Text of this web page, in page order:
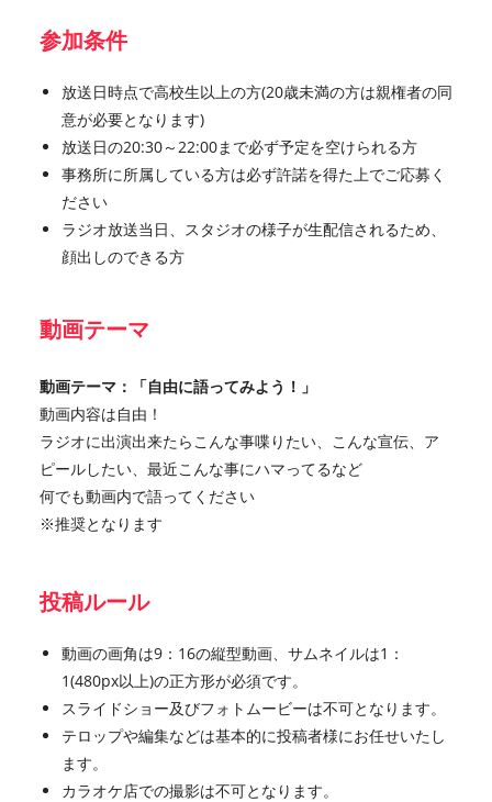
参加条件
放送日時点で高校生以上の方(20歳未満の方は親権者の同
意が必要となります)
放送日の20:30～22:00まで必ず予定を空けられる方
事務所に所属している方は必ず許諾を得た上でご応募く
ださい
ラジオ放送当日、スタジオの様子が生配信されるため、
顔出しのできる方
動画テーマ
動画テーマ：「自由に語ってみよう！」
動画内容は自由！
ラジオに出演出来たらこんな事喋りたい、こんな宣伝、ア
ピールしたい、最近こんな事にハマってるなど
何でも動画内で語ってください
※推奨となります
投稿ルール
動画の画角は9：16の縦型動画、サムネイルは1：
1(480px以上)の正方形が必須です。
スライドショー及びフォトムービーは不可となります。
テロップや編集などは基本的に投稿者様にお任せいたし
ます。
カラオケ店での撮影は不可となります。